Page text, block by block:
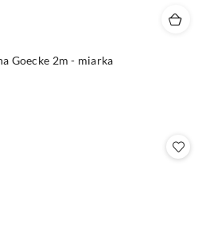
Goecke 2m - miarka